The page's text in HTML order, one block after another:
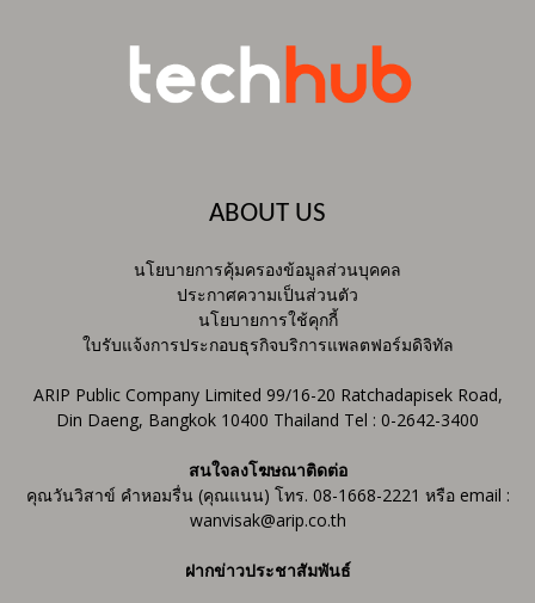
ABOUT US
นโยบายการคุ้มครองข้อมูลส่วนบุคคล
ประกาศความเป็นส่วนตัว
นโยบายการใช้คุกกี้
ใบรับแจ้งการประกอบธุรกิจบริการแพลตฟอร์มดิจิทัล
ARIP Public Company Limited 99/16-20 Ratchadapisek Road,
Din Daeng, Bangkok 10400 Thailand Tel : 0-2642-3400
สนใจลงโฆษณาติดต่อ
คุณวันวิสาข์ คำหอมรื่น (คุณแนน) โทร. 08-1668-2221 หรือ email :
wanvisak@arip.co.th
ฝากข่าวประชาสัมพันธ์